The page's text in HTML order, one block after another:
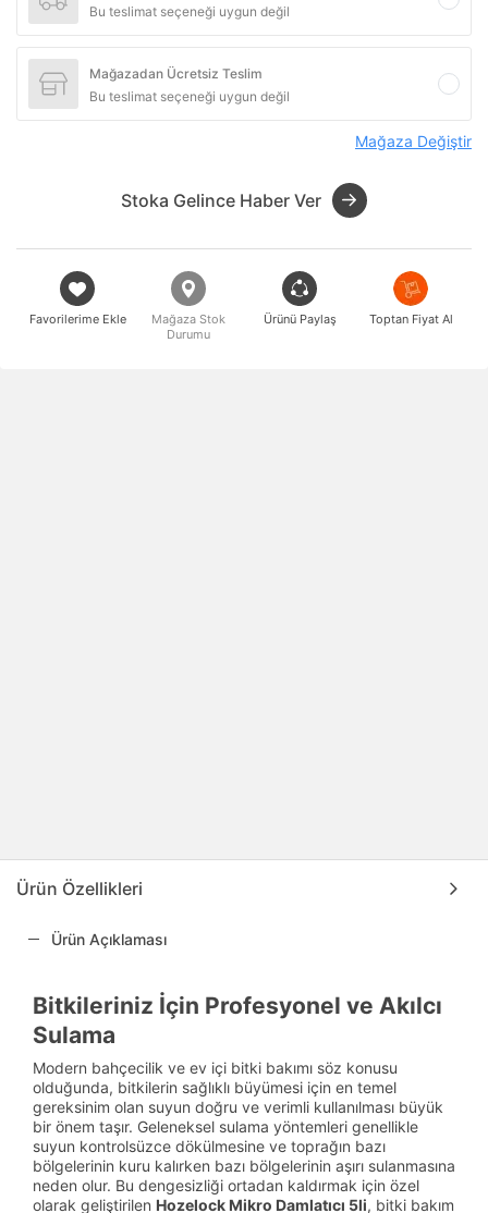
Bu teslimat seçeneği uygun değil
Mağazadan Ücretsiz Teslim
Bu teslimat seçeneği uygun değil
Mağaza Değiştir
Stoka Gelince Haber Ver
Favorilerime Ekle
Mağaza Stok
Durumu
Ürünü Paylaş Toptan Fiyat Al
Ürün Özellikleri
Ürün Açıklaması
Bitkileriniz İçin Profesyonel ve Akılcı
Sulama
Modern bahçecilik ve ev içi bitki bakımı söz konusu
olduğunda, bitkilerin sağlıklı büyümesi için en temel
gereksinim olan suyun doğru ve verimli kullanılması büyük
bir önem taşır. Geleneksel sulama yöntemleri genellikle
suyun kontrolsüzce dökülmesine ve toprağın bazı
bölgelerinin kuru kalırken bazı bölgelerinin aşırı sulanmasına
neden olur. Bu dengesizliği ortadan kaldırmak için özel
olarak geliştirilen Hozelock Mikro Damlatıcı 5li, bitki bakım